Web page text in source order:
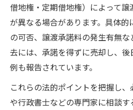
借地権・定期借地権）によって
が異なる場合があります。具体的
の可否、譲渡承諾料の発生有無
去には、承諾を得ずに売却し、
例も報告されています。
これらの法的ポイントを把握し
や行政書士などの専門家に相談す